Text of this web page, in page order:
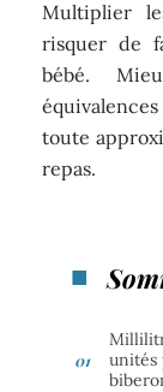
Multiplier
risquer de
bébé.
toute
repas.
unités